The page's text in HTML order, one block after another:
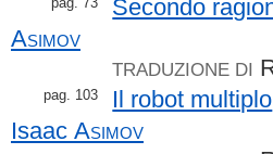
Secondo
Asimov
TRADUZIONE DI
pag. 103 Il robot multiplo
Isaac Asimov